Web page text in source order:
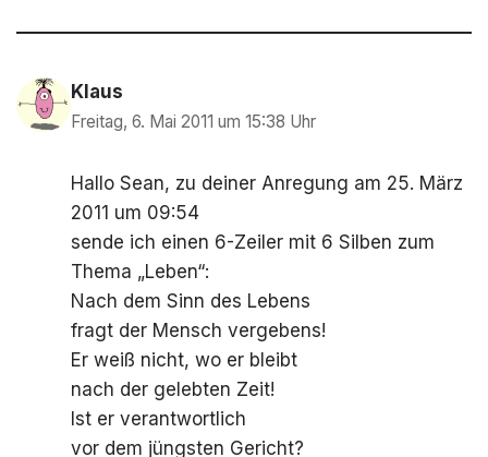
Klaus
Freitag, 6. Mai 2011 um 15:38 Uhr
Hallo Sean, zu deiner Anregung am 25. März
2011 um 09:54
sende ich einen 6-Zeiler mit 6 Silben zum
Thema „Leben“:
Nach dem Sinn des Lebens
fragt der Mensch vergebens!
Er weiß nicht, wo er bleibt
nach der gelebten Zeit!
Ist er verantwortlich
vor dem jüngsten Gericht?